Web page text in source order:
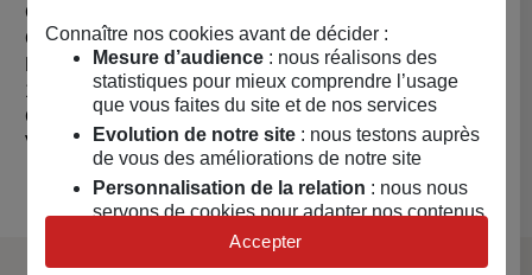
Casquette MADE IN EUROPE - Pologne.
Casquette 6 pans version souple.
Fermeture par boucle inox.
100% coton 280 g/m2.
Coloris : beige clair.
Vendu parMAIF Social Club (MAIF)
Connaître nos cookies avant de décider :
Mesure d’audience: nous réalisons des
statistiques pour mieux comprendre l’usage
que vous faites du site et de nos services
Evolution de notre site: nous testons auprès
de vous des améliorations de notre site
Personnalisation de la relation : nous nous
servons de cookies pour adapter nos contenus
et personnaliser nos offres
Univers publicitaire: nous utilisons avec nos
Accepter